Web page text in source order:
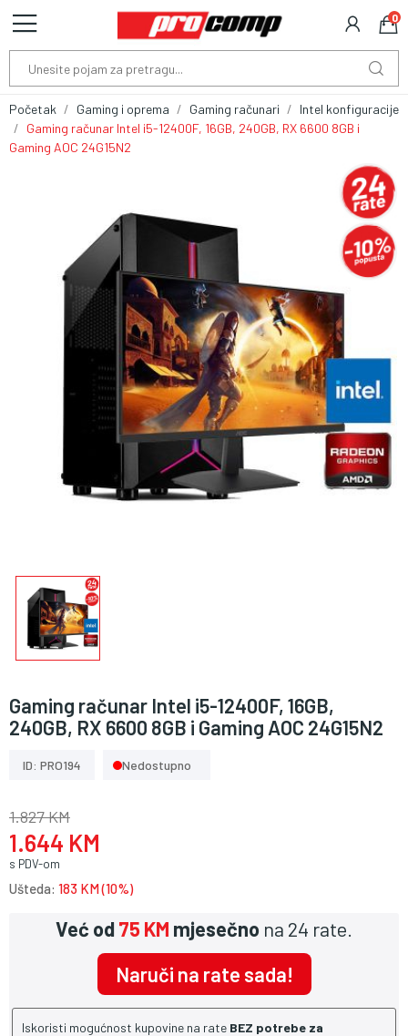
0
Početak Gaming i oprema Gaming računari
Intel konfiguracije
Gaming računar Intel i5-12400F, 16GB, 240GB, RX 6600 8GB i
Gaming AOC 24G15N2
Gaming računar Intel i5-12400F, 16GB,
240GB, RX 6600 8GB i Gaming AOC 24G15N2
ID: PRO194 Nedostupno
1.827 KM
1.644 KM
s PDV-om
Ušteda: 183 KM (10%)
Već od75 KM mjesečno na 24 rate.
Naruči na rate sada!
Iskoristi mogućnost kupovine na rate BEZ potrebe za